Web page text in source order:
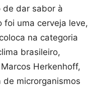
de dar sabor à
foi uma cerveja leve,
na categoria
brasileiro,
Herkenhoff,
microrganismos